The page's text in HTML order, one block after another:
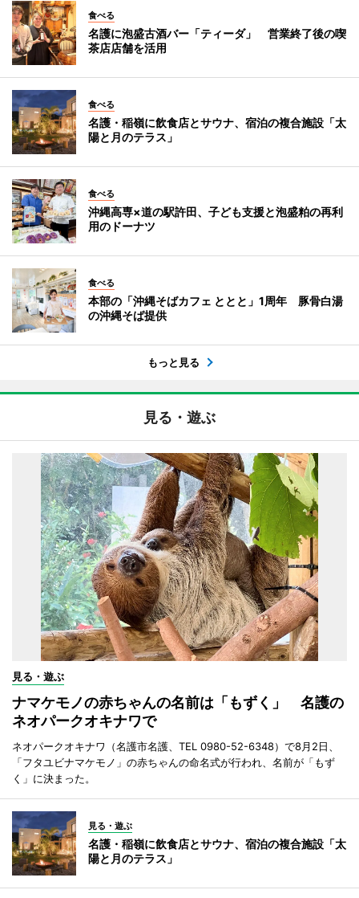
食べる
名護に泡盛古酒バー「ティーダ」 営業終了後の喫
茶店店舗を活用
食べる
名護・稲嶺に飲食店とサウナ、宿泊の複合施設「太
陽と月のテラス」
食べる
沖縄高専×道の駅許田、子ども支援と泡盛粕の再利
用のドーナツ
食べる
本部の「沖縄そばカフェ ととと」1周年 豚骨白湯
の沖縄そば提供
もっと見る
見る・遊ぶ
見る・遊ぶ
ナマケモノの赤ちゃんの名前は「もずく」 名護の
ネオパークオキナワで
ネオパークオキナワ（名護市名護、TEL 0980-52-6348）で8月2日、
「フタユビナマケモノ」の赤ちゃんの命名式が行われ、名前が「もず
く」に決まった。
見る・遊ぶ
名護・稲嶺に飲食店とサウナ、宿泊の複合施設「太
陽と月のテラス」